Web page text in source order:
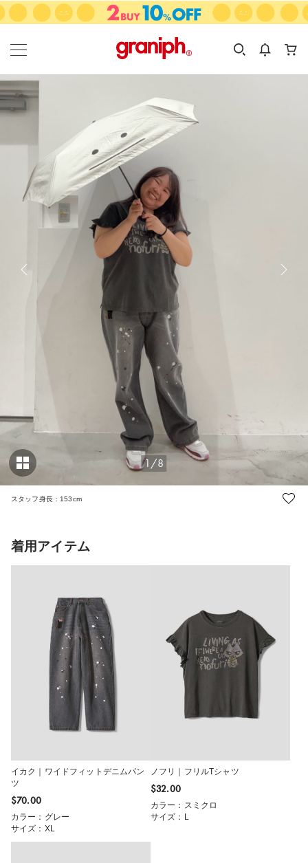
カテゴリーから探す
KIDS
カテゴリ
サイズ
1/8
スタッフ身長：153cm
着用アイテム
イカク｜ワイドフィットデニムパン
ツ
$‌70.00
カラー：グレー
サイズ：XL
ノフリ｜フリルTシャツ
$‌32.00
カラー：スミクロ
サイズ：L